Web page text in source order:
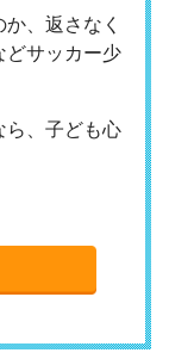
、返さなく
どサッカー少
ら、子ども心